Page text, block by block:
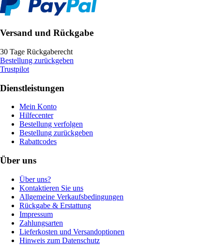
Versand und Rückgabe
30 Tage Rückgaberecht
Bestellung zurückgeben
Trustpilot
Dienstleistungen
Mein Konto
Hilfecenter
Bestellung verfolgen
Bestellung zurückgeben
Rabattcodes
Über uns
Über uns?
Kontaktieren Sie uns
Allgemeine Verkaufsbedingungen
Rückgabe & Erstattung
Impressum
Zahlungsarten
Lieferkosten und Versandoptionen
Hinweis zum Datenschutz